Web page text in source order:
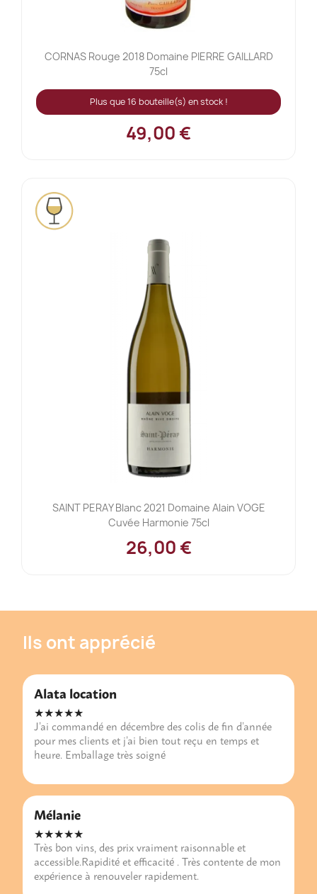
CORNAS Rouge 2018 Domaine PIERRE GAILLARD
75cl
Plus que 16 bouteille(s) en stock !
49,00 €
SAINT PERAY Blanc 2021 Domaine Alain VOGE
Cuvée Harmonie 75cl
26,00 €
Ils ont apprécié
Alata location
★★★★★
J’ai commandé en décembre des colis de fin d’année
pour mes clients et j’ai bien tout reçu en temps et
heure. Emballage très soigné
Mélanie
★★★★★
Très bon vins, des prix vraiment raisonnable et
accessible.Rapidité et efficacité . Très contente de mon
expérience à renouveler rapidement.